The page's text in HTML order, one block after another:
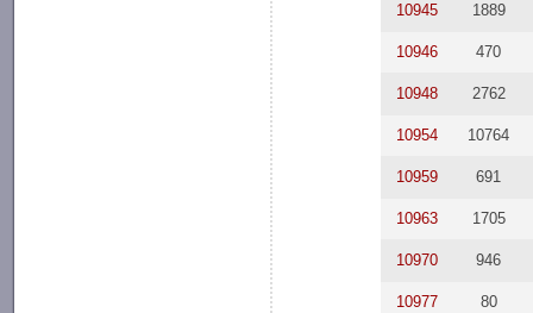
10945 1889
10946 470
10948 2762
10954 10764
10959 691
10963 1705
10970 946
10977 80